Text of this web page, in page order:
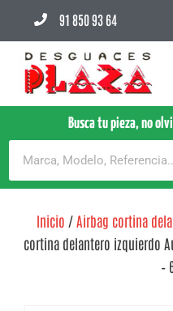
91 850 93 64
Busca tu pieza, no
Inicio / Airbag cortina
cortina delantero izquierdo
–